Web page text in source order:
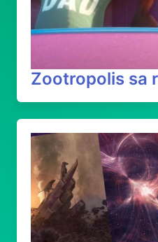
Zootropolis sa